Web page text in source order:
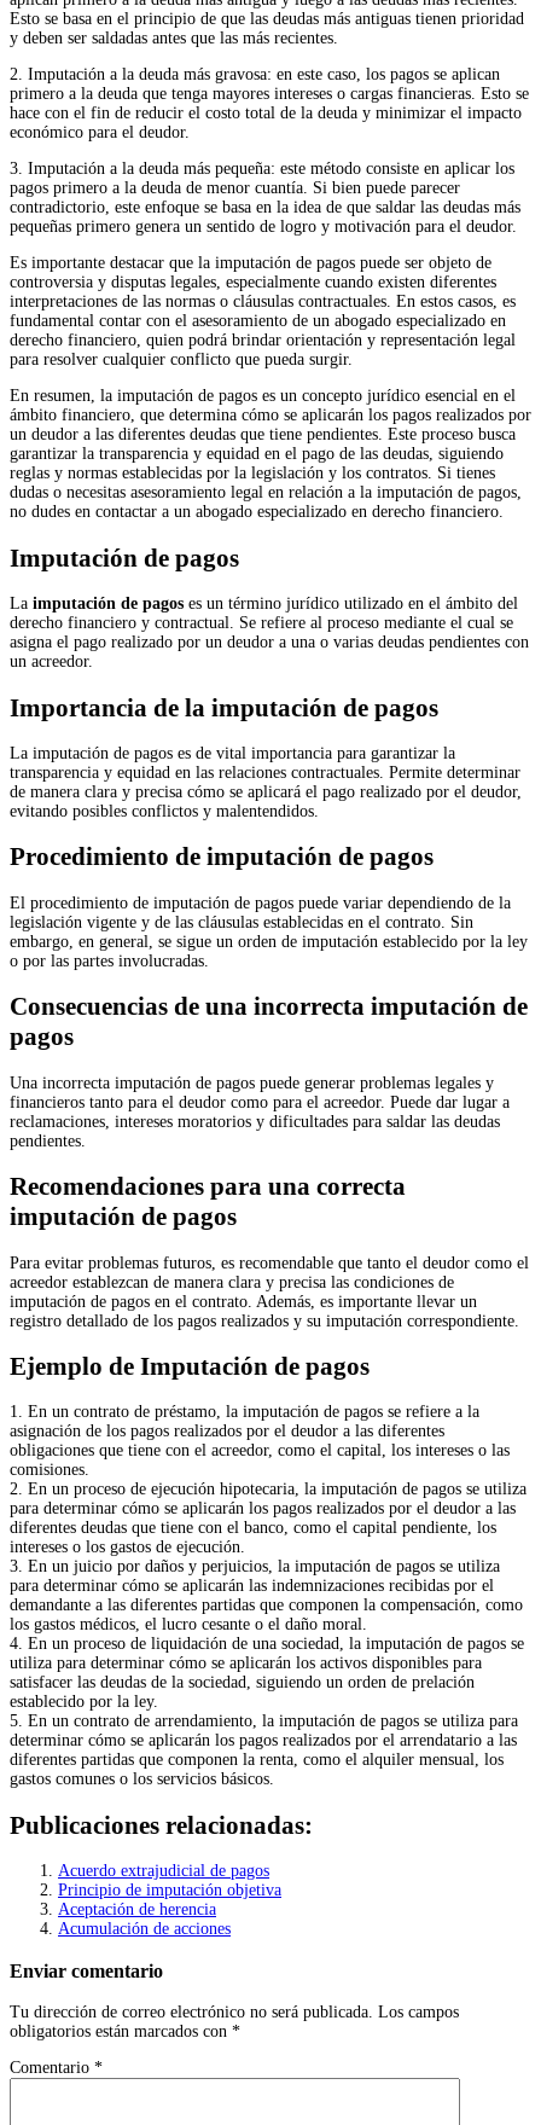
Esto se basa en el principio de que las deudas más antiguas tienen prioridad
y deben ser saldadas antes que las más recientes.
2. Imputación a la deuda más gravosa: en este caso, los pagos se aplican
primero a la deuda que tenga mayores intereses o cargas financieras. Esto se
hace con el fin de reducir el costo total de la deuda y minimizar el impacto
económico para el deudor.
3. Imputación a la deuda más pequeña: este método consiste en aplicar los
pagos primero a la deuda de menor cuantía. Si bien puede parecer
contradictorio, este enfoque se basa en la idea de que saldar las deudas más
pequeñas primero genera un sentido de logro y motivación para el deudor.
Es importante destacar que la imputación de pagos puede ser objeto de
controversia y disputas legales, especialmente cuando existen diferentes
interpretaciones de las normas o cláusulas contractuales. En estos casos, es
fundamental contar con el asesoramiento de un abogado especializado en
derecho financiero, quien podrá brindar orientación y representación legal
para resolver cualquier conflicto que pueda surgir.
En resumen, la imputación de pagos es un concepto jurídico esencial en el
ámbito financiero, que determina cómo se aplicarán los pagos realizados por
un deudor a las diferentes deudas que tiene pendientes. Este proceso busca
garantizar la transparencia y equidad en el pago de las deudas, siguiendo
reglas y normas establecidas por la legislación y los contratos. Si tienes
dudas o necesitas asesoramiento legal en relación a la imputación de pagos,
no dudes en contactar a un abogado especializado en derecho financiero.
Imputación de pagos
La imputación de pagos es un término jurídico utilizado en el ámbito del
derecho financiero y contractual. Se refiere al proceso mediante el cual se
asigna el pago realizado por un deudor a una o varias deudas pendientes con
un acreedor.
Importancia de la imputación de pagos
La imputación de pagos es de vital importancia para garantizar la
transparencia y equidad en las relaciones contractuales. Permite determinar
de manera clara y precisa cómo se aplicará el pago realizado por el deudor,
evitando posibles conflictos y malentendidos.
Procedimiento de imputación de pagos
El procedimiento de imputación de pagos puede variar dependiendo de la
legislación vigente y de las cláusulas establecidas en el contrato. Sin
embargo, en general, se sigue un orden de imputación establecido por la ley
o por las partes involucradas.
Consecuencias de una incorrecta imputación de
pagos
Una incorrecta imputación de pagos puede generar problemas legales y
financieros tanto para el deudor como para el acreedor. Puede dar lugar a
reclamaciones, intereses moratorios y dificultades para saldar las deudas
pendientes.
Recomendaciones para una correcta
imputación de pagos
Para evitar problemas futuros, es recomendable que tanto el deudor como el
acreedor establezcan de manera clara y precisa las condiciones de
imputación de pagos en el contrato. Además, es importante llevar un
registro detallado de los pagos realizados y su imputación correspondiente.
Ejemplo de Imputación de pagos
1. En un contrato de préstamo, la imputación de pagos se refiere a la
asignación de los pagos realizados por el deudor a las diferentes
obligaciones que tiene con el acreedor, como el capital, los intereses o las
comisiones.
2. En un proceso de ejecución hipotecaria, la imputación de pagos se utiliza
para determinar cómo se aplicarán los pagos realizados por el deudor a las
diferentes deudas que tiene con el banco, como el capital pendiente, los
intereses o los gastos de ejecución.
3. En un juicio por daños y perjuicios, la imputación de pagos se utiliza
para determinar cómo se aplicarán las indemnizaciones recibidas por el
demandante a las diferentes partidas que componen la compensación, como
los gastos médicos, el lucro cesante o el daño moral.
4. En un proceso de liquidación de una sociedad, la imputación de pagos se
utiliza para determinar cómo se aplicarán los activos disponibles para
satisfacer las deudas de la sociedad, siguiendo un orden de prelación
establecido por la ley.
5. En un contrato de arrendamiento, la imputación de pagos se utiliza para
determinar cómo se aplicarán los pagos realizados por el arrendatario a las
diferentes partidas que componen la renta, como el alquiler mensual, los
gastos comunes o los servicios básicos.
Publicaciones relacionadas:
Acuerdo extrajudicial de pagos
Principio de imputación objetiva
Aceptación de herencia
Acumulación de acciones
Enviar comentario
Tu dirección de correo electrónico no será publicada. Los campos
obligatorios están marcados con *
Comentario *